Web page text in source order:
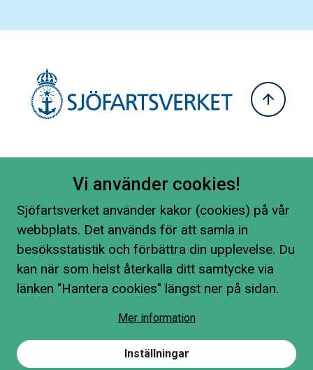
Vi använder cookies!
Sjöfartsverket använder kakor (cookies) på vår
webbplats. Det används för att samla in
besöksstatistik och förbättra din upplevelse. Du
kan när som helst återkalla ditt samtycke via
länken "Hantera cookies" längst ner på sidan.
Mer information
Inställningar